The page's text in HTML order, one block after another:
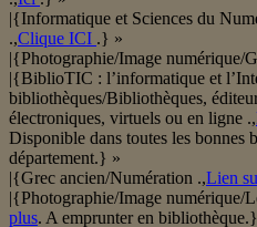
|{Informatique et Sciences du
.,Clique ICI .} »
|{Photographie/Image numérique/
|{BiblioTIC : l’informatique et
bibliothèques/Bibliothèques,
électroniques, virtuels ou en ligne .,
Disponible dans toutes les bonnes
département.} »
|{Grec ancien/Numération .,Lien
|{Photographie/Image numérique/
plus. A emprunter en